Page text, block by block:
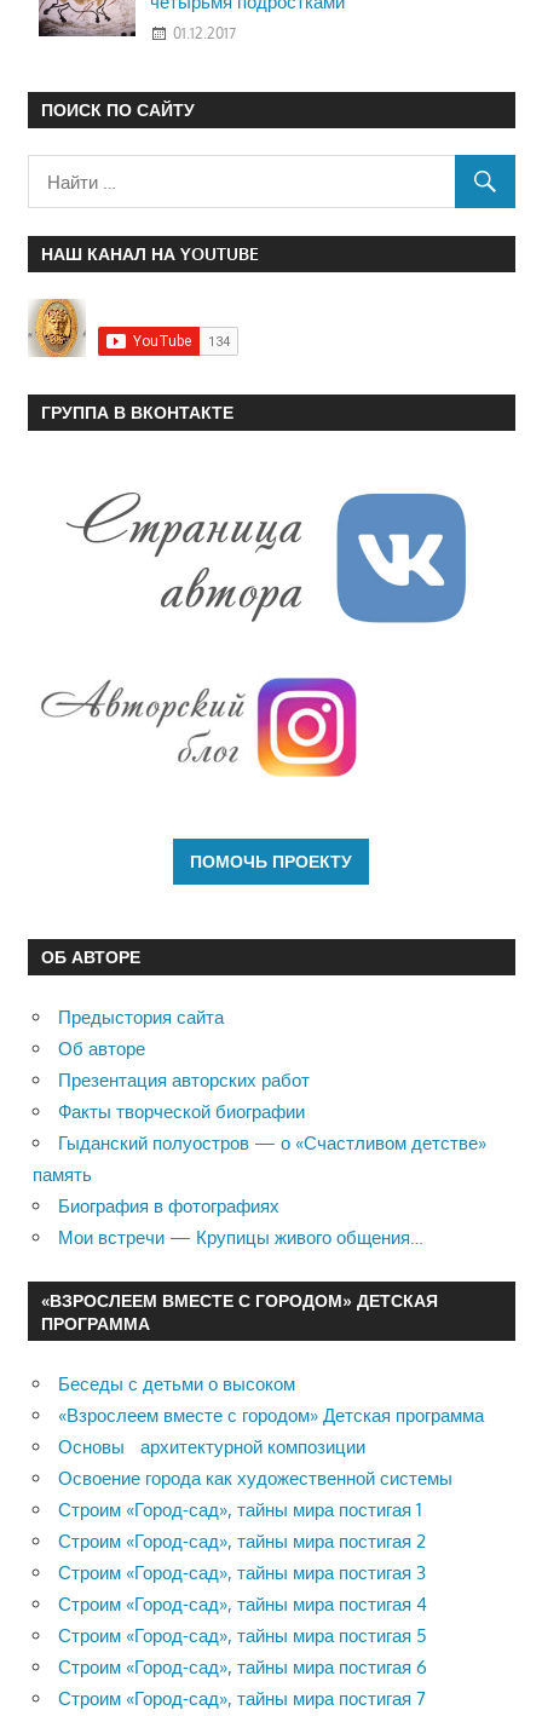
01.12.2017
ПОИСК ПО САЙТУ
НАШ КАНАЛ НА YOUTUBE
ГРУППА В ВКОНТАКТЕ
ОБ АВТОРЕ
Предыстория сайта
Об авторе
Презентация авторских работ
Факты творческой биографии
Гыданский полуостров — о «Счастливом детстве»
память
Биография в фотографиях
Мои встречи — Крупицы живого общения…
«ВЗРОСЛЕЕМ ВМЕСТЕ С ГОРОДОМ» ДЕТСКАЯ
ПРОГРАММА
Беседы с детьми о высоком
«Взрослеем вместе с городом» Детская программа
Основы архитектурной композиции
Освоение города как художественной системы
Строим «Город-сад», тайны мира постигая 1
Строим «Город-сад», тайны мира постигая 2
Строим «Город-сад», тайны мира постигая 3
Строим «Город-сад», тайны мира постигая 4
Строим «Город-сад», тайны мира постигая 5
Строим «Город-сад», тайны мира постигая 6
Строим «Город-сад», тайны мира постигая 7